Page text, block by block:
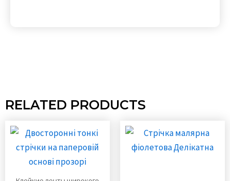
RELATED PRODUCTS